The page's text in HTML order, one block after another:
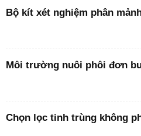
Bộ kít xét nghiệm phân
Môi trường nuôi phôi đơn
Chọn lọc tinh trùng không